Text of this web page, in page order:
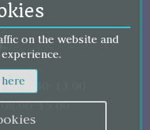
8.30-13.00
15.00
on the website and